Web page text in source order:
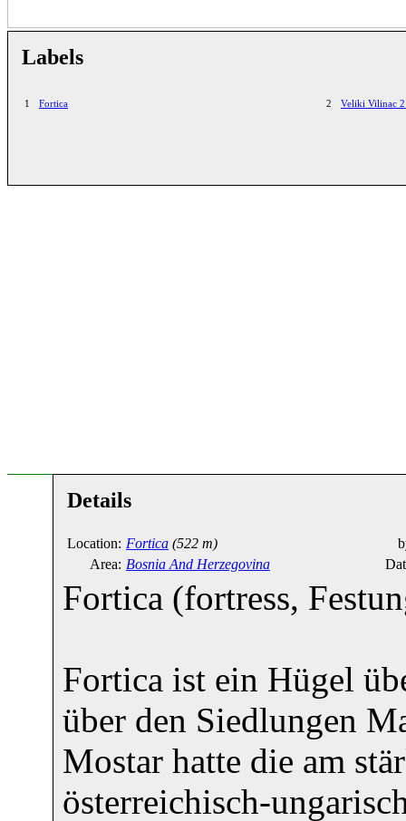
Labels
1 Fortica 2 Veliki Vilinac
Details
Location: Fortica (522 m)
Area: Bosnia And Herzegovina
Fortica (fortress,
Fortica ist ein Hügel
über den Siedlungen
Mostar hatte die am
österreichisch-